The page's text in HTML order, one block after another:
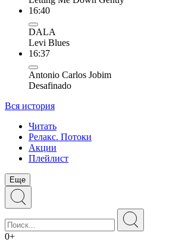
16:40
DALA
Levi Blues
16:37
Antonio Carlos Jobim
Desafinado
Вся история
Читать
Релакс. Потоки
Акции
Плейлист
Еще
0+